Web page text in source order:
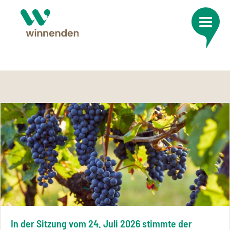
In der Sitzung vom 24. Juli 2026 stimmte der